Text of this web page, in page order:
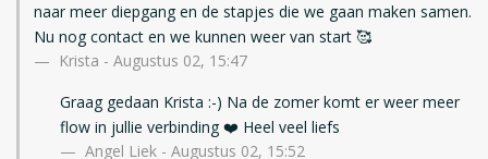
naar meer diepgang en de stapjes die we gaan maken samen.
Nu nog contact en we kunnen weer van start 🥰
Krista - Augustus 02, 15:47
Graag gedaan Krista :-) Na de zomer komt er weer meer
flow in jullie verbinding ❤️ Heel veel liefs
Angel Liek - Augustus 02, 15:52